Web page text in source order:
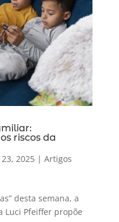
riscos da
2025| Artigos
desta semana, a
Luci Pfeiffer propõe